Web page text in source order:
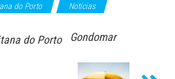
do Porto Notícias
do Porto Gondomar